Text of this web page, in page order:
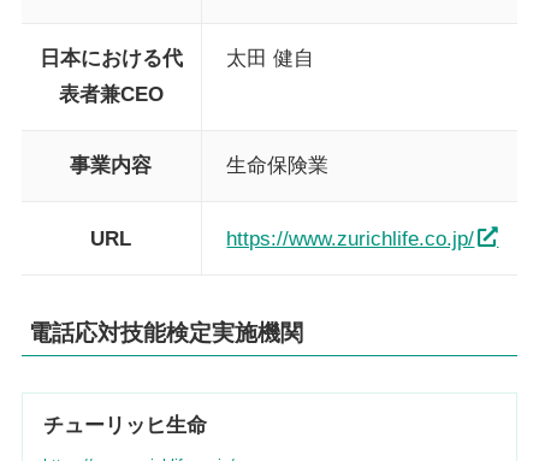
日本における代
表者兼CEO
太田 健自
事業内容 生命保険業
URL https://www.zurichlife.co.jp/
電話応対技能検定実施機関
チューリッヒ生命